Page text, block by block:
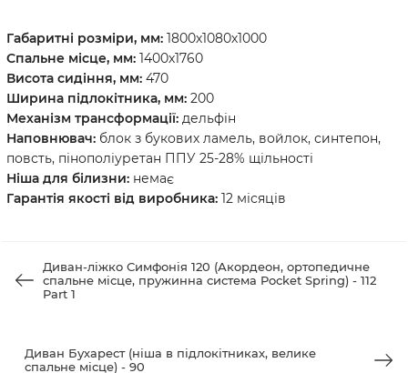
Габаритні розміри, мм: 1800х1080х1000
Спальне місце, мм: 1400х1760
Висота сидіння, мм: 470
Ширина підлокітника, мм: 200
Механізм трансформації: дельфін
Наповнювач: блок з букових ламель, войлок, синтепон,
повсть, пінополіуретан ППУ 25-28% щільності
Ніша для білизни: немає
Гарантія якості від виробника: 12 місяців
Диван-ліжко Симфонія 120 (Акордеон, ортопедичне
спальне місце, пружинна система Pocket Spring) - 112
Part 1
Диван Бухарест (ніша в підлокітниках, велике
спальне місце) - 90